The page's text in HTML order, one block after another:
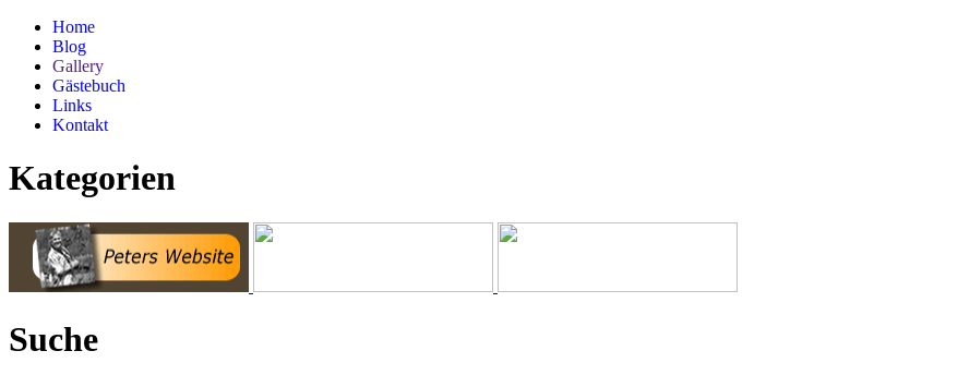
Home
Blog
Gallery
Gästebuch
Links
Kontakt
Kategorien
Suche